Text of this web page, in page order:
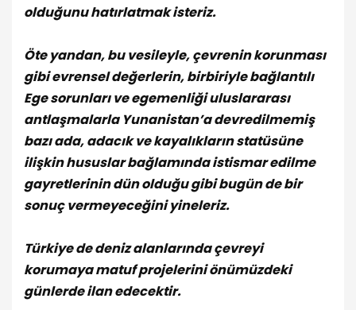
olduğunu hatırlatmak isteriz.
Öte yandan, bu vesileyle, çevrenin korunması
gibi evrensel değerlerin, birbiriyle bağlantılı
Ege sorunları ve egemenliği uluslararası
antlaşmalarla Yunanistan’a devredilmemiş
bazı ada, adacık ve kayalıkların statüsüne
ilişkin hususlar bağlamında istismar edilme
gayretlerinin dün olduğu gibi bugün de bir
sonuç vermeyeceğini yineleriz.
Türkiye de deniz alanlarında çevreyi
korumaya matuf projelerini önümüzdeki
günlerde ilan edecektir.